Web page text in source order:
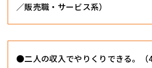
／販売職・サービス系）
●二人の収入でやりくりできる。（